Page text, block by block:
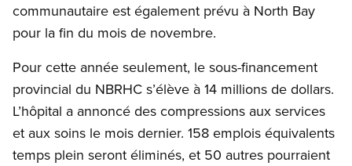
communautaire est également prévu à North Bay
pour la fin du mois de novembre.
Pour cette année seulement, le sous-financement
provincial du NBRHC s’élève à 14 millions de dollars.
L’hôpital a annoncé des compressions aux services
et aux soins le mois dernier. 158 emplois équivalents
temps plein seront éliminés, et 50 autres pourraient